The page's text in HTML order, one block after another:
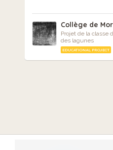
Collège de
Projet de la classe
des lagunes
EDUCATIONAL PROJECT